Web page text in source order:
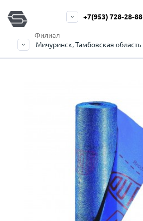
Филиал
Мичуринск, Тамбовская область
+7(953) 728-28-88